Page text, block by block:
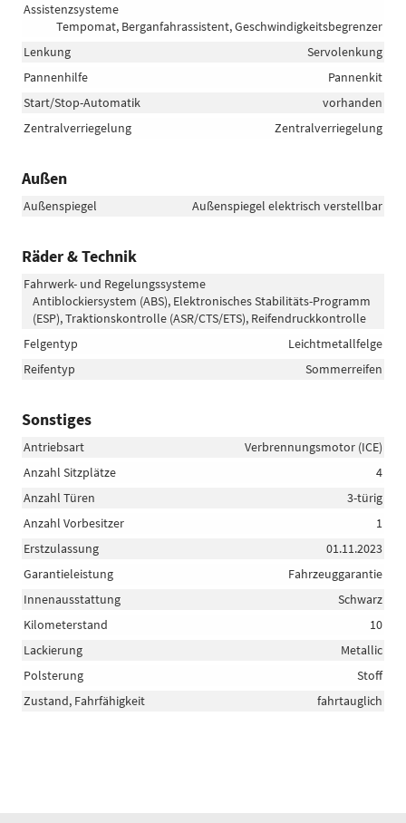
Assistenzsysteme
Tempomat, Berganfahrassistent, Geschwindigkeitsbegrenzer
Lenkung
Servolenkung
Pannenhilfe
Pannenkit
Start/Stop-Automatik
vorhanden
Zentralverriegelung
Zentralverriegelung
Außen
Außenspiegel Außenspiegel elektrisch verstellbar
Räder & Technik
Fahrwerk- und Regelungssysteme
Antiblockiersystem (ABS), Elektronisches Stabilitäts-Programm
(ESP), Traktionskontrolle (ASR/CTS/ETS), Reifendruckkontrolle
Felgentyp
Leichtmetallfelge
Reifentyp
Sommerreifen
Sonstiges
Antriebsart
Verbrennungsmotor (ICE)
Anzahl Sitzplätze
4
Anzahl Türen
3-türig
Anzahl Vorbesitzer
1
Erstzulassung
01.11.2023
Garantieleistung
Fahrzeuggarantie
Innenausstattung
Schwarz
Kilometerstand
10
Lackierung
Metallic
Polsterung
Stoff
Zustand, Fahrfähigkeit
fahrtauglich